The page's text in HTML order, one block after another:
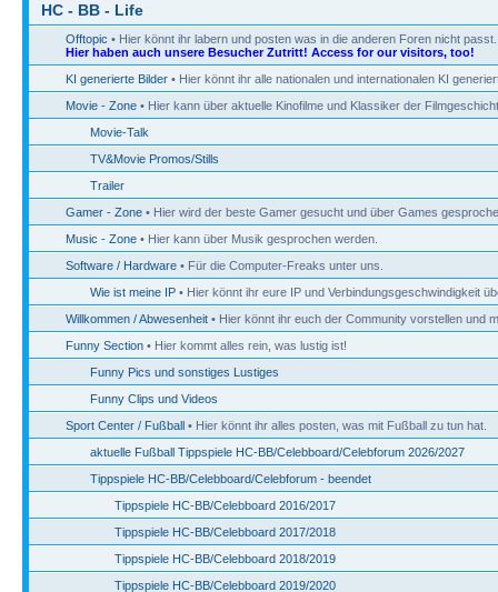
HC - BB - Life
Offtopic • Hier könnt ihr labern und posten was in die anderen Foren nicht passt.
Hier haben auch unsere Besucher Zutritt! Access for our visitors, too!
KI generierte Bilder • Hier könnt ihr alle nationalen und internationalen KI
Movie - Zone • Hier kann über aktuelle Kinofilme und Klassiker der
Movie-Talk
TV&Movie Promos/Stills
Trailer
Gamer - Zone • Hier wird der beste Gamer gesucht und über Games
Music - Zone • Hier kann über Musik gesprochen werden.
Software / Hardware • Für die Computer-Freaks unter uns.
Wie ist meine IP • Hier könnt ihr eure IP und Verbindungsgeschwindigkeit
Willkommen / Abwesenheit • Hier könnt ihr euch der Community vorstellen und
Funny Section • Hier kommt alles rein, was lustig ist!
Funny Pics und sonstiges Lustiges
Funny Clips und Videos
Sport Center / Fußball • Hier könnt ihr alles posten, was mit Fußball zu tun hat.
aktuelle Fußball Tippspiele HC-BB/Celebboard/Celebforum 2026/2027
Tippspiele HC-BB/Celebboard/Celebforum - beendet
Tippspiele HC-BB/Celebboard 2016/2017
Tippspiele HC-BB/Celebboard 2017/2018
Tippspiele HC-BB/Celebboard 2018/2019
Tippspiele HC-BB/Celebboard 2019/2020